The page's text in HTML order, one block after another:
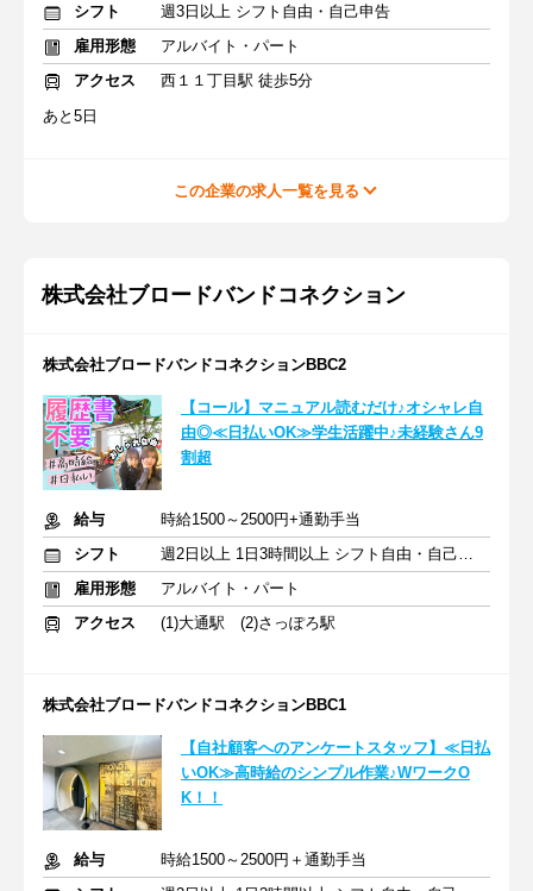
シフト
週3日以上 シフト自由・自己申告
雇用形態
アルバイト・パート
アクセス
西１１丁目駅 徒歩5分
あと5日
この企業の求人一覧を見る
株式会社ブロードバンドコネクション
株式会社ブロードバンドコネクションBBC2
【コール】マニュアル読むだけ♪オシャレ自
由◎≪日払いOK≫学生活躍中♪未経験さん9
割超
給与
時給1500～2500円+通勤手当
シフト
週2日以上 1日3時間以上 シフト自由・自己申告
雇用形態
アルバイト・パート
アクセス
(1)大通駅 (2)さっぽろ駅
株式会社ブロードバンドコネクションBBC1
【自社顧客へのアンケートスタッフ】≪日払
いOK≫高時給のシンプル作業♪WワークO
K！！
給与
時給1500～2500円＋通勤手当